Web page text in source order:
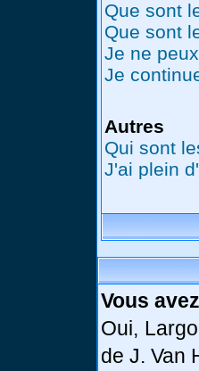
Que sont
Que sont
Je ne
Je
Autres
Qui sont
J'ai plein
Vous
Oui,
de J. Van